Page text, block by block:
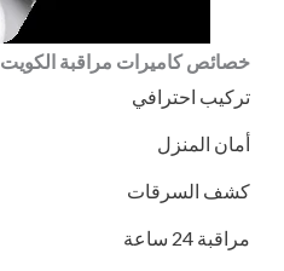
خصائص كاميرات مراقبة الكويت
تركيب احترافي
أمان المنزل
كشف السرقات
مراقبة 24 ساعة